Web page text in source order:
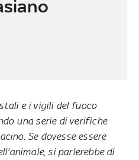
e i vigili del fuoco
una serie di verifiche
Se dovesse essere
si parlerebbe di